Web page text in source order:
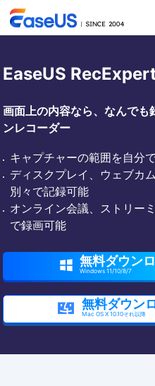
EaseUS
画面上の内容なら、なんで
ンレコーダー
キャプチャーの範囲を自分
ディスクプレイ、ウェブカ
別々で記録可能
オンライン会議、ストリー
で録画可能
 無料ダウン
Windows 11/10/8/7
 無料ダウン
Mac OS X 10.10それ以降